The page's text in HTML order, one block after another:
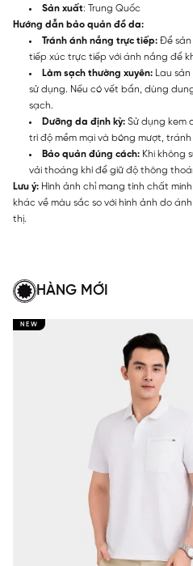
Sản xuất: Trung Quốc
Hướng dẫn bảo quản đồ da:
Tránh ánh nắng trực tiếp: Để
tiếp xúc trực tiếp với ánh nắng để
Làm sạch thường xuyên: Lau
sử dụng. Nếu có vết bẩn, dùng
sạch.
Dưỡng da định kỳ: Sử dụng kem
trì độ mềm mại và bóng mượt,
Bảo quản đúng cách: Khi không
vải thoáng khí để giữ độ thông
Lưu ý: Hình ảnh chỉ mang tính chất
khác về màu sắc so với hình ảnh do
thị.
HÀNG MỚI
NEW